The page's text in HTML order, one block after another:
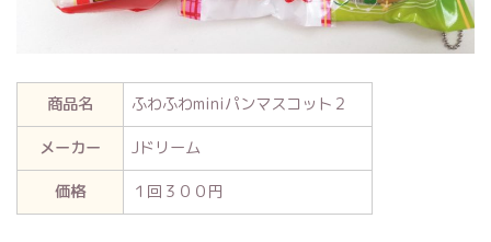
商品名
ふわふわminiパンマスコット２
メーカー
Jドリーム
価格
１回３００円